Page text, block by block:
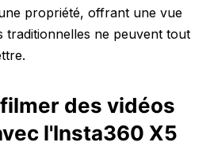
propriété, offrant une vue
traditionnelles ne peuvent tout
des vidéos
l'Insta360 X5